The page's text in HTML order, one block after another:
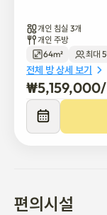
다.
개인 침실 3개
개인 주방
64m²
최대
전체 방 상세 보기
₩5,159,000/
편의시설